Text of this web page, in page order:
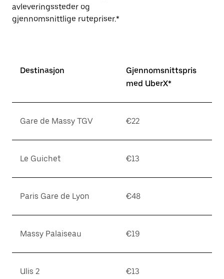
avleveringssteder og
gjennomsnittlige rutepriser.*
Destinasjon
Gjennomsnittspris
med UberX*
Gare de Massy TGV €22
Le Guichet €13
Paris Gare de Lyon €48
Massy Palaiseau €19
Ulis 2 €13